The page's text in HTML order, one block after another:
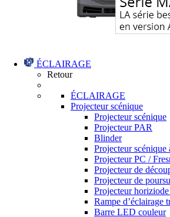
ÉCLAIRAGE
Retour
ÉCLAIRAGE
Projecteur scénique
Projecteur scénique
Projecteur PAR
Blinder
Projecteur
Projecteur PC /
Projecteur de
Projecteur de
Projecteur
Rampe d’éclairage
Barre LED couleur